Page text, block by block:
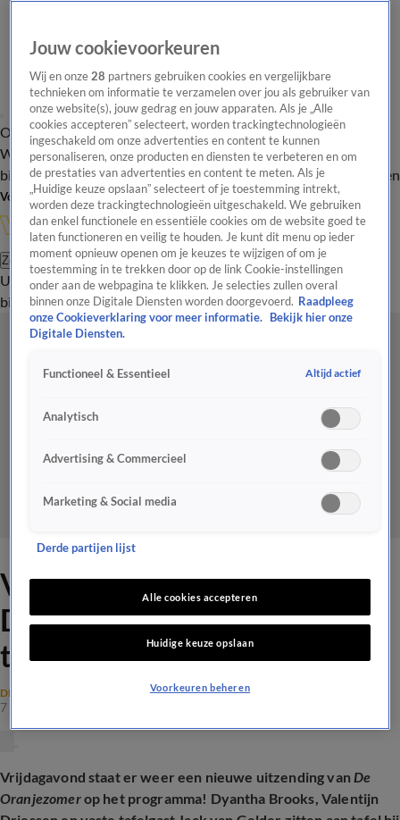
Overzicht Onze programma's Uitzendingen Onze gezichten
In de
WandelgangenInterviewsUitzending
bijwonenPodcastShopVeelgestelde vragenKijkersvraag insturen
Volg Vandaag Inside
Zoeken
UitzendingenVandaag InsideDe OranjezomerShopUitzending
bijwonen
Valentijn Driessen en
Dyantha Brooks vrijdag aan
tafel bij De Oranjezomer!
DE ORANJEZOMER NIEUWS
7 juni 2024, 16:27
Vrijdagavond staat er weer een nieuwe uitzending van De
Oranjezomerop het programma! Dyantha Brooks, Valentijn
Jouw cookievoorkeuren
Wij en onze28 partners gebruiken cookies en vergelijkbare
technieken om informatie te verzamelen over jou als gebruiker van
onze website(s), jouw gedrag en jouw apparaten. Als je „Alle
cookies accepteren” selecteert, worden trackingtechnologieën
ingeschakeld om onze advertenties en content te kunnen
personaliseren, onze producten en diensten te verbeteren en om
de prestaties van advertenties en content te meten. Als je
„Huidige keuze opslaan” selecteert of je toestemming intrekt,
worden deze trackingtechnologieën uitgeschakeld. We gebruiken
dan enkel functionele en essentiële cookies om de website goed te
laten functioneren en veilig te houden. Je kunt dit menu op ieder
moment opnieuw openen om je keuzes te wijzigen of om je
toestemming in te trekken door op de link Cookie-instellingen
onder aan de webpagina te klikken. Je selecties zullen overal
binnen onze Digitale Diensten worden doorgevoerd. Raadpleeg
onze Cookieverklaring voor meer informatie.
Bekijk hier onze
Digitale Diensten.
Functioneel & Essentieel Altijd actief
Analytisch
Advertising & Commercieel
Marketing & Social media
Derde partijen lijst
Alle cookies accepteren
Huidige keuze opslaan
Voorkeuren beheren